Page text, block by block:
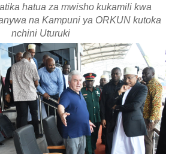
hatua za mwisho kukamili kwa
na Kampuni ya ORKUN kutoka
nchini Uturuki